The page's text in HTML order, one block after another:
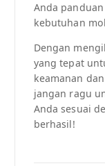
Anda
kebutuhan
Dengan
yang tepat
keamanan
jangan ragu
Anda sesuai
berhasil!